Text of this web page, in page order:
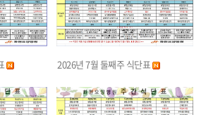
2026년 7월 둘째주 식단표